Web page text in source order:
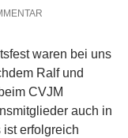
waren bei uns
Ralf und
CVJM
auch in
erfolgreich